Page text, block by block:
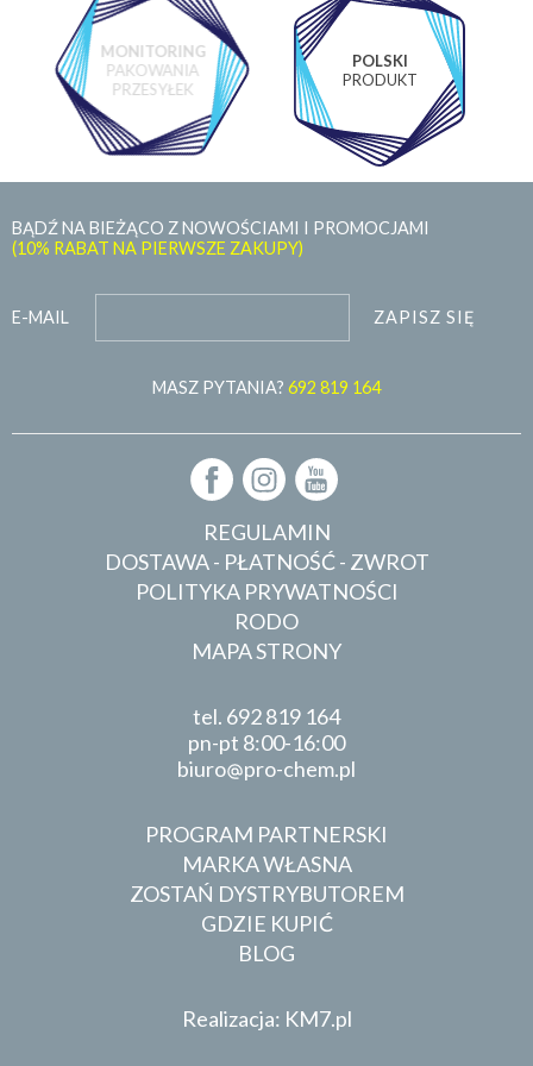
MONITORING
PAKOWANIA
PRZESYŁEK
POLSKI
PRODUKT
BĄDŹ NA BIEŻĄCO Z NOWOŚCIAMI I PROMOCJAMI
(10% RABAT NA PIERWSZE ZAKUPY)
E-MAIL ZAPISZ SIĘ
MASZ PYTANIA? 692 819 164
REGULAMIN
DOSTAWA - PŁATNOŚĆ - ZWROT
POLITYKA PRYWATNOŚCI
RODO
MAPA STRONY
tel. 692 819 164
pn-pt 8:00-16:00
biuro
pro-chem.pl
PROGRAM PARTNERSKI
MARKA WŁASNA
ZOSTAŃ DYSTRYBUTOREM
GDZIE KUPIĆ
BLOG
Realizacja: KM7.pl